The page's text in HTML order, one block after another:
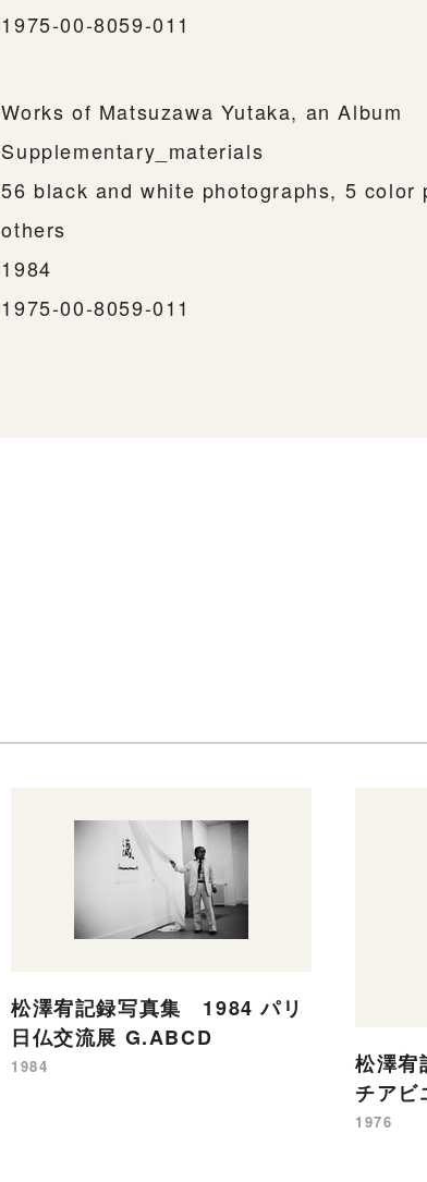
1975-00-8059-011
Works of Matsuzawa Yutaka, an Album
Supplementary_materials
56 black and white photographs, 5 color
others
1984
1975-00-8059-011
松澤宥記録写真集 1984 パリ
日仏交流展 G.ABCD
1984
松澤
チアビ
1976